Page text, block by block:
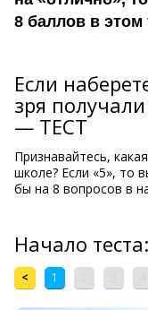
8 баллов в этом